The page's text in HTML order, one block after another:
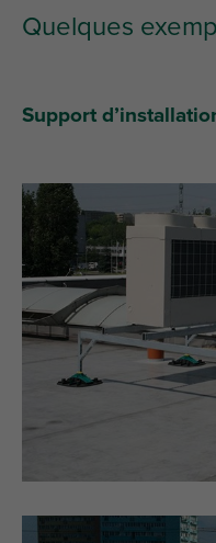
Quelques
Support